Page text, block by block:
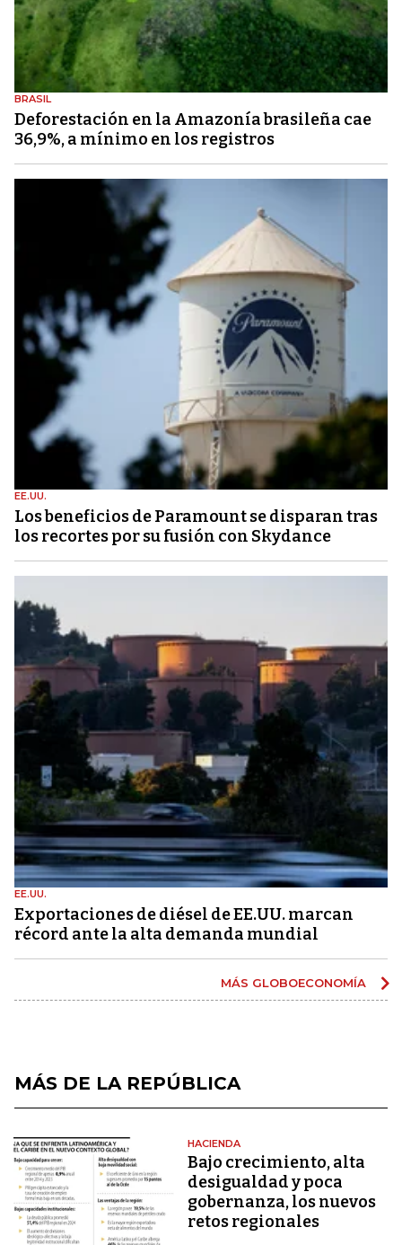
BRASIL
Deforestación en la Amazonía brasileña cae
36,9%, a mínimo en los registros
EE.UU.
Los beneficios de Paramount se disparan tras
los recortes por su fusión con Skydance
EE.UU.
Exportaciones de diésel de EE.UU. marcan
récord ante la alta demanda mundial
MÁS GLOBOECONOMÍA
MÁS DE LA REPÚBLICA
HACIENDA
Bajo crecimiento, alta
desigualdad y poca
gobernanza, los nuevos
retos regionales